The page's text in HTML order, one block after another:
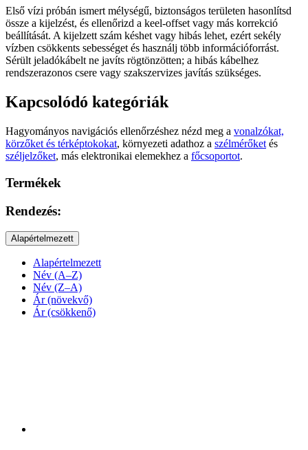
Első vízi próbán ismert mélységű, biztonságos területen hasonlítsd
össze a kijelzést, és ellenőrizd a keel-offset vagy más korrekció
beállítását. A kijelzett szám késhet vagy hibás lehet, ezért sekély
vízben csökkents sebességet és használj több információforrást.
Sérült jeladókábelt ne javíts rögtönzötten; a hibás kábelhez
rendszerazonos csere vagy szakszervizes javítás szükséges.
Kapcsolódó kategóriák
Hagyományos navigációs ellenőrzéshez nézd meg a vonalzókat,
körzőket és térképtokokat, környezeti adathoz a szélmérőket és
széljelzőket, más elektronikai elemekhez a főcsoportot.
Termékek
Rendezés:
Alapértelmezett
Alapértelmezett
Név (A–Z)
Név (Z–A)
Ár (növekvő)
Ár (csökkenő)